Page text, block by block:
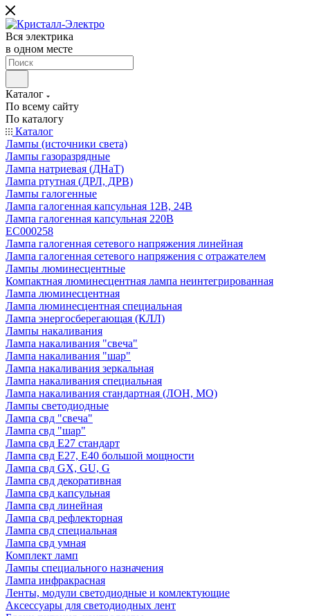
Вся электрика
в одном месте
Каталог
По всему сайту
По каталогу
Каталог
Лампы (источники света)
Лампы газоразрядные
Лампа натриевая (ДНаТ)
Лампа ртутная (ДРЛ, ДРВ)
Лампы галогенные
Лампа галогенная капсульная 12В, 24В
Лампа галогенная капсульная 220В
EC000258
Лампа галогенная сетевого напряжения линейная
Лампа галогенная сетевого напряжения с отражателем
Лампы люминесцентные
Компактная люминесцентная лампа неинтегрированная
Лампа люминесцентная
Лампа люминесцентная специальная
Лампа энергосберегающая (КЛЛ)
Лампы накаливания
Лампа накаливания "свеча"
Лампа накаливания "шар"
Лампа накаливания зеркальная
Лампа накаливания специальная
Лампа накаливания стандартная (ЛОН, МО)
Лампы светодиодные
Лампа свд "свеча"
Лампа свд "шар"
Лампа свд E27 стандарт
Лампа свд E27, Е40 большой мощности
Лампа свд GX, GU, G
Лампа свд декоративная
Лампа свд капсульная
Лампа свд линейная
Лампа свд рефлекторная
Лампа свд специальная
Лампа свд умная
Комплект ламп
Лампы специального назначения
Лампа инфракрасная
Ленты, модули светодиодные и комлектующие
Аксессуары для светодиодных лент